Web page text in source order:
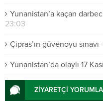
Yunanistan’a kaçan
23:03
Çipras’ın güvenoyu sınavı -
Yunanistan’da olaylı 17
ZİYARETÇİ